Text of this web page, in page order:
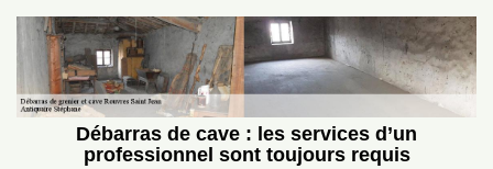
Débarras de cave : les services d’un
professionnel sont toujours requis